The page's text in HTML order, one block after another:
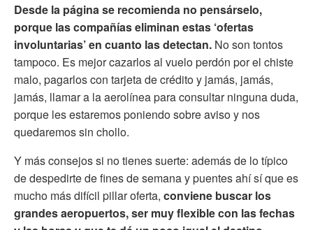
Desde la página se recomienda no pensárselo,
porque las compañías eliminan estas ‘ofertas
involuntarias’ en cuanto las detectan. No son tontos
tampoco. Es mejor cazarlos al vuelo perdón por el chiste
malo, pagarlos con tarjeta de crédito y jamás, jamás,
jamás, llamar a la aerolínea para consultar ninguna duda,
porque les estaremos poniendo sobre aviso y nos
quedaremos sin chollo.
Y más consejos si no tienes suerte: además de lo típico
de despedirte de fines de semana y puentes ahí sí que es
mucho más difícil pillar oferta, conviene buscar los
grandes aeropuertos, ser muy flexible con las fechas